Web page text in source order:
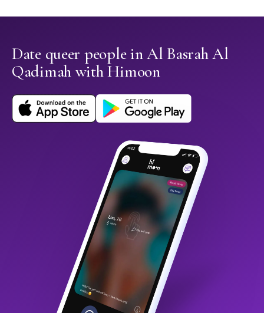
Date queer people in Al Basrah Al
Qadimah with Himoon